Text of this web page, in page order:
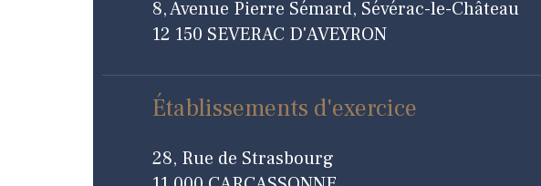
8, Avenue Pierre Sémard, Sévérac-le-Château
12 150 SEVERAC D'AVEYRON
Établissements d'exercice
28, Rue de Strasbourg